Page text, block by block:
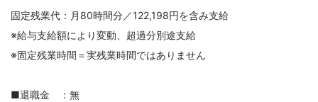
固定残業代：月80時間分／122,198円を含み支給
※給与支給額により変動、超過分別途支給
※固定残業時間＝実残業時間ではありません
■退職金 ：無